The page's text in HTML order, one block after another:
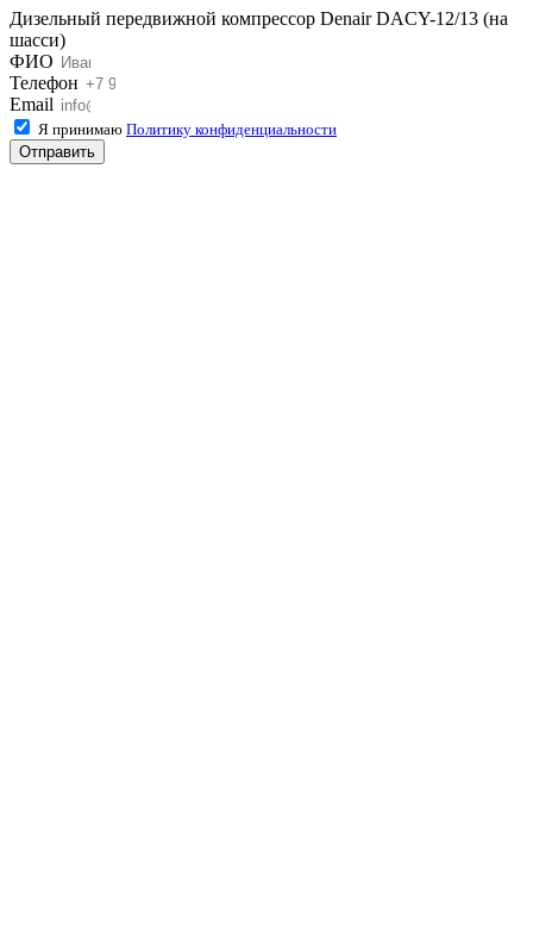
Дизельный передвижной компрессор Denair DACY-12/13 (на
шасси)
ФИО
Телефон
Email
Я принимаю Политику конфиденциальности
Отправить